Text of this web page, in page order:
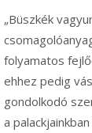
„Büszkék
folyamatos
ehhez pedig
gondolkodó
a